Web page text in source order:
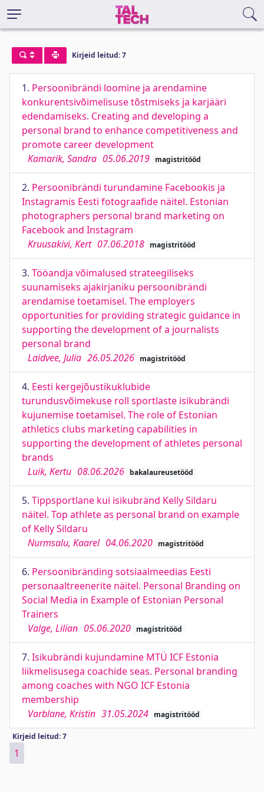
Kirjeid leitud: 7
1. Persoonibrändi loomine ja arendamine
konkurentsivõimelisuse tõstmiseks ja karjääri
edendamiseks. Creating and developing a
personal brand to enhance competitiveness and
promote career development
Kamarik, Sandra 05.06.2019 magistritööd
2. Persoonibrändi turundamine Facebookis ja
Instagramis Eesti fotograafide näitel. Estonian
photographers personal brand marketing on
Facebook and Instagram
Kruusakivi, Kert 07.06.2018 magistritööd
3. Tööandja võimalused strateegiliseks
suunamiseks ajakirjaniku persoonibrändi
arendamise toetamisel. The employers
opportunities for providing strategic guidance in
supporting the development of a journalists
personal brand
Laidvee, Julia 26.05.2026 magistritööd
4. Eesti kergejõustikuklubide
turundusvõimekuse roll sportlaste isikubrändi
kujunemise toetamisel. The role of Estonian
athletics clubs marketing capabilities in
supporting the development of athletes personal
brands
Luik, Kertu 08.06.2026 bakalaureusetööd
5. Tippsportlane kui isikubränd Kelly Sildaru
näitel. Top athlete as personal brand on example
of Kelly Sildaru
Nurmsalu, Kaarel 04.06.2020 magistritööd
6. Persoonibränding sotsiaalmeedias Eesti
personaaltreenerite näitel. Personal Branding on
Social Media in Example of Estonian Personal
Trainers
Valge, Lilian 05.06.2020 magistritööd
7. Isikubrändi kujundamine MTÜ ICF Estonia
liikmelisusega coachide seas. Personal branding
among coaches with NGO ICF Estonia
membership
Varblane, Kristin 31.05.2024 magistritööd
Kirjeid leitud: 7
1